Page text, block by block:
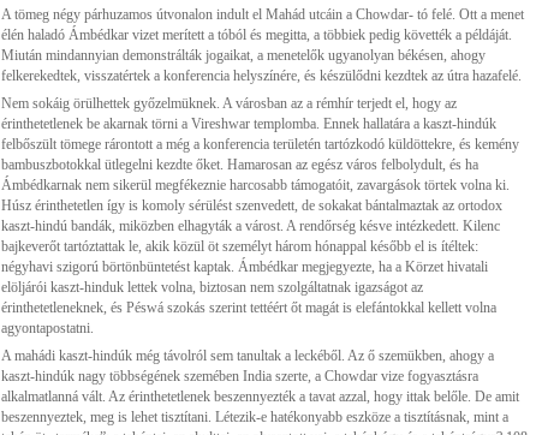
A tömeg négy párhuzamos útvonalon indult el Mahád utcáin a Chowdar- tó felé. Ott a menet
élén haladó Ámbédkar vizet merített a tóból és megitta, a többiek pedig követték a példáját.
Miután mindannyian demonstrálták jogaikat, a menetelők ugyanolyan békésen, ahogy
felkerekedtek, visszatértek a konferencia helyszínére, és készülődni kezdtek az útra hazafelé.
Nem sokáig örülhettek győzelmüknek. A városban az a rémhír terjedt el, hogy az
érinthetetlenek be akarnak törni a Vireshwar templomba. Ennek hallatára a kaszt-hindúk
felbőszült tömege rárontott a még a konferencia területén tartózkodó küldöttekre, és kemény
bambuszbotokkal ütlegelni kezdte őket. Hamarosan az egész város felbolydult, és ha
Ámbédkarnak nem sikerül megfékeznie harcosabb támogatóit, zavargások törtek volna ki.
Húsz érinthetetlen így is komoly sérülést szenvedett, de sokakat bántalmaztak az ortodox
kaszt-hindú bandák, miközben elhagyták a várost. A rendőrség késve intézkedett. Kilenc
bajkeverőt tartóztattak le, akik közül öt személyt három hónappal később el is ítéltek:
négyhavi szigorú börtönbüntetést kaptak. Ámbédkar megjegyezte, ha a Körzet hivatali
elöljárói kaszt-hinduk lettek volna, biztosan nem szolgáltatnak igazságot az
érinthetetleneknek, és Péswá szokás szerint tettéért őt magát is elefántokkal kellett volna
agyontapostatni.
A mahádi kaszt-hindúk még távolról sem tanultak a leckéből. Az ő szemükben, ahogy a
kaszt-hindúk nagy többségének szemében India szerte, a Chowdar vize fogyasztásra
alkalmatlanná vált. Az érinthetetlenek beszennyezték a tavat azzal, hogy ittak belőle. De amit
beszennyeztek, meg is lehet tisztítani. Létezik-e hatékonyabb eszköze a tisztításnak, mint a